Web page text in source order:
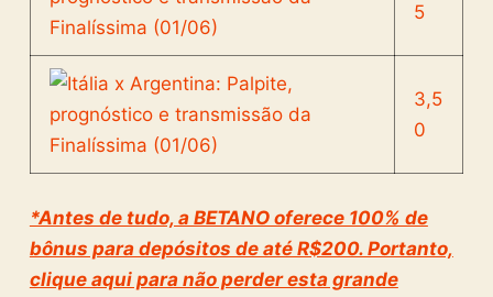
5
3,5
0
*Antes de tudo, a BETANO oferece 100% de
bônus para depósitos de até R$200. Portanto,
clique aqui para não perder esta grande